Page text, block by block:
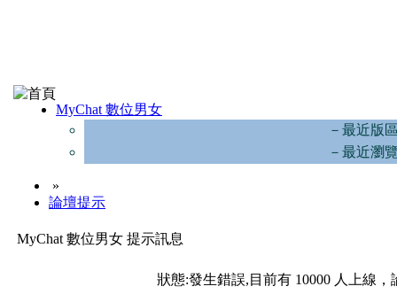
MyChat 數位男女
－最近版
－最近瀏
»
論壇提示
MyChat 數位男女 提示訊息
狀態:發生錯誤,目前有 10000 人上線